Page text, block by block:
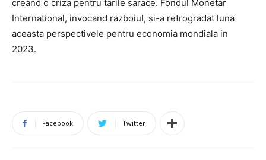
creand o criza pentru tarile sarace. Fondul Monetar
International, invocand razboiul, si-a retrogradat luna
aceasta perspectivele pentru economia mondiala in
2023.
Facebook Twitter